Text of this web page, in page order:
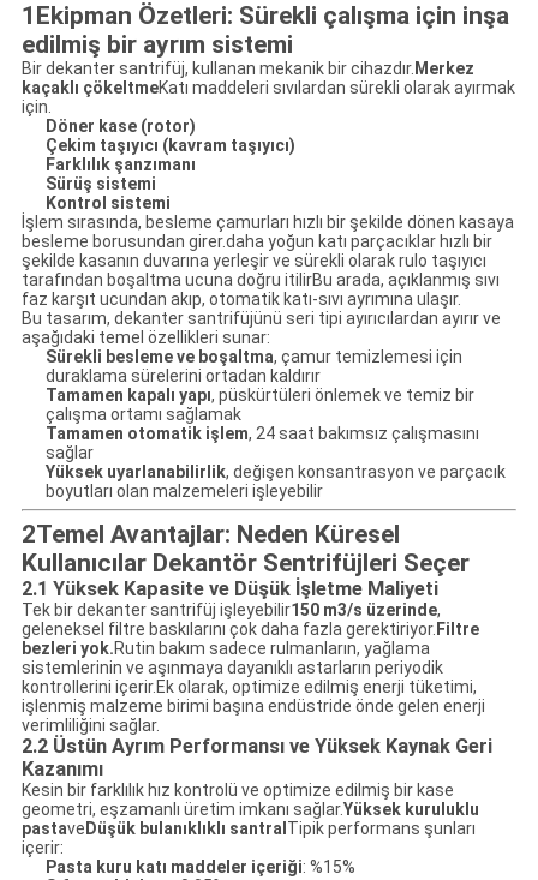
1Ekipman Özetleri: Sürekli çalışma için inşa
edilmiş bir ayrım sistemi
Bir dekanter santrifüj, kullanan mekanik bir cihazdır. Merkez
kaçaklı çökeltmeKatı maddeleri sıvılardan sürekli olarak ayırmak
için.
Döner kase (rotor)
Çekim taşıyıcı (kavram taşıyıcı)
Farklılık şanzımanı
Sürüş sistemi
Kontrol sistemi
İşlem sırasında, besleme çamurları hızlı bir şekilde dönen kasaya
besleme borusundan girer.daha yoğun katı parçacıklar hızlı bir
şekilde kasanın duvarına yerleşir ve sürekli olarak rulo taşıyıcı
tarafından boşaltma ucuna doğru itilirBu arada, açıklanmış sıvı
faz karşıt ucundan akıp, otomatik katı-sıvı ayrımına ulaşır.
Bu tasarım, dekanter santrifüjünü seri tipi ayırıcılardan ayırır ve
aşağıdaki temel özellikleri sunar:
Sürekli besleme ve boşaltma, çamur temizlemesi için
duraklama sürelerini ortadan kaldırır
Tamamen kapalı yapı, püskürtüleri önlemek ve temiz bir
çalışma ortamı sağlamak
Tamamen otomatik işlem, 24 saat bakımsız çalışmasını
sağlar
Yüksek uyarlanabilirlik, değişen konsantrasyon ve parçacık
boyutları olan malzemeleri işleyebilir
2Temel Avantajlar: Neden Küresel
Kullanıcılar Dekantör Sentrifüjleri Seçer
2.1 Yüksek Kapasite ve Düşük İşletme Maliyeti
Tek bir dekanter santrifüj işleyebilir150 m3/s üzerinde,
geleneksel filtre baskılarını çok daha fazla gerektiriyor. Filtre
bezleri yok.Rutin bakım sadece rulmanların, yağlama
sistemlerinin ve aşınmaya dayanıklı astarların periyodik
kontrollerini içerir.Ek olarak, optimize edilmiş enerji tüketimi,
işlenmiş malzeme birimi başına endüstride önde gelen enerji
verimliliğini sağlar.
2.2 Üstün Ayrım Performansı ve Yüksek Kaynak Geri
Kazanımı
Kesin bir farklılık hız kontrolü ve optimize edilmiş bir kase
geometri, eşzamanlı üretim imkanı sağlar.Yüksek kuruluklu
pastave Düşük bulanıklıklı santral Tipik performans şunları
içerir:
Pasta kuru katı maddeler içeriği: %15%